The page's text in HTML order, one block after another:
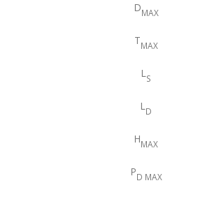
DMAX
TMAX
LS
LD
HMAX
PD MAX